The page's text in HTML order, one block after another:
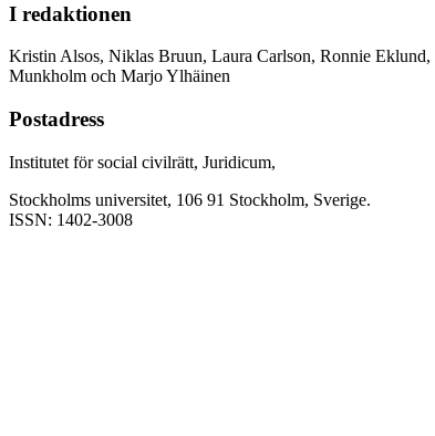
I redaktionen
Kristin Alsos, Niklas Bruun, Laura Carlson, Ronnie
Munkholm och Marjo Ylhäinen
Postadress
Institutet för social civilrätt, Juridicum,
Stockholms universitet, 106 91 Stockholm, Sverige.
ISSN: 1402-3008